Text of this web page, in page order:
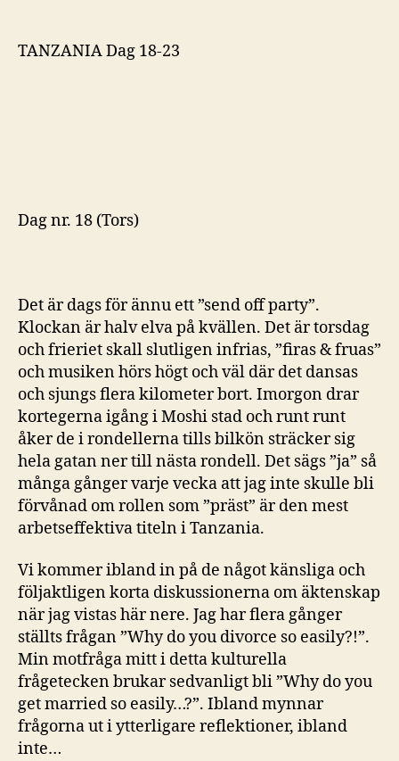
TANZANIA Dag 18-23
Dag nr. 18 (Tors)
Det är dags för ännu ett ”send off party”.
Klockan är halv elva på kvällen. Det är torsdag
och frieriet skall slutligen infrias, ”firas & fruas”
och musiken hörs högt och väl där det dansas
och sjungs flera kilometer bort. Imorgon drar
kortegerna igång i Moshi stad och runt runt
åker de i rondellerna tills bilkön sträcker sig
hela gatan ner till nästa rondell. Det sägs ”ja” så
många gånger varje vecka att jag inte skulle bli
förvånad om rollen som ”präst” är den mest
arbetseffektiva titeln i Tanzania.
Vi kommer ibland in på de något känsliga och
följaktligen korta diskussionerna om äktenskap
när jag vistas här nere. Jag har flera gånger
ställts frågan ”Why do you divorce so easily?!”.
Min motfråga mitt i detta kulturella
frågetecken brukar sedvanligt bli ”Why do you
get married so easily…?”. Ibland mynnar
frågorna ut i ytterligare reflektioner, ibland
inte…